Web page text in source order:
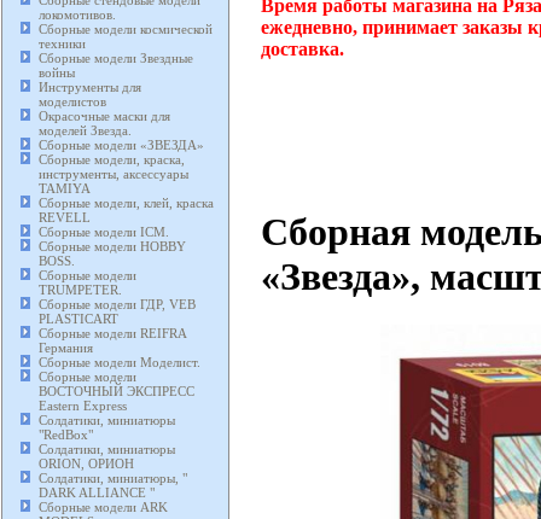
локомотивов.
Сборные модели космической
техники
Сборные модели Звездные
войны
Инструменты для
моделистов
Окрасочные маски для
моделей Звезда.
Сборные модели «ЗВЕЗДА»
Сборные модели, краска,
инструменты, аксессуары
TAMIYA
Сборные модели, клей, краска
REVELL
Сборные модели ICM.
Сборные модели HOBBY
BOSS.
Сборные модели
TRUMPETER.
Сборные модели ГДР, VEB
PLASTICART
Сборные модели REIFRA
Германия
Сборные модели Моделист.
Сборные модели
ВОСТОЧНЫЙ ЭКСПРЕСС
Eastern Express
Солдатики, миниатюры
"RedBox"
Солдатики, миниатюры
ORION, ОРИОН
Солдатики, миниатюры, "
DARK ALLIANCE "
Сборные модели ARK
Время работы магазина на
ежедневно, принимает заказы
доставка.
Сборная
«Звезда»,